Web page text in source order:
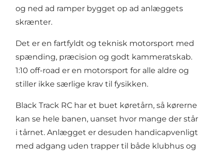
og ned ad ramper bygget op ad anlæggets
skrænter.
Det er en fartfyldt og teknisk motorsport med
spænding, præcision og godt kammeratskab.
1:10 off-road er en motorsport for alle aldre og
stiller ikke særlige krav til fysikken.
Black Track RC har et buet køretårn, så kørerne
kan se hele banen, uanset hvor mange der står
i tårnet. Anlægget er desuden handicapvenligt
med adgang uden trapper til både klubhus og